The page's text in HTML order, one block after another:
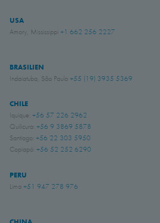
USA
Amory, Mississippi +1 662 256 2227
BRASILIEN
Indaiatuba, São Paulo +55 (19) 3935 5369
CHILE
Iquique: +56 57 226 2962
Quilicura: +56 9 3869 5878
Santiago: +56 22 303 5950
Copiapó: +56 52 252 6290
PERU
Lima +51 947 278 976